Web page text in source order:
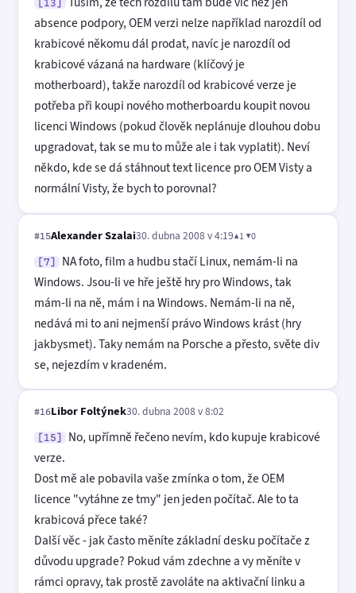
[13]
absence podpory, OEM verzi nelze například narozdíl od
krabicové někomu dál prodat, navíc je narozdíl od
krabicové vázaná na hardware (klíčový je
motherboard), takže narozdíl od krabicové verze je
potřeba při koupi nového motherboardu koupit novou
licenci Windows (pokud člověk neplánuje dlouhou dobu
upgradovat, tak se mu to může ale i tak vyplatit). Neví
někdo, kde se dá stáhnout text licence pro OEM Visty a
normální Visty, že bych to porovnal?
#15Alexander Szalai30. dubna 2008 v 4:19▲1 ▼0
[7]
NA foto, film a hudbu stačí Linux, nemám-li na
Windows. Jsou-li ve hře ještě hry pro Windows, tak
mám-li na ně, mám i na Windows. Nemám-li na ně,
nedává mi to ani nejmenší právo Windows krást (hry
jakbysmet). Taky nemám na Porsche a přesto, světe div
se, nejezdím v kradeném.
#16Libor Foltýnek30. dubna 2008 v 8:02
[15]
No, upřímně řečeno nevím, kdo kupuje krabicové
verze.
Dost mě ale pobavila vaše zmínka o tom, že OEM
licence "vytáhne ze tmy" jen jeden počítač. Ale to ta
krabicová přece také?
Další věc - jak často měníte základní desku počítače z
důvodu upgrade? Pokud vám zdechne a vy měníte v
rámci opravy, tak prostě zavoláte na aktivační linku a